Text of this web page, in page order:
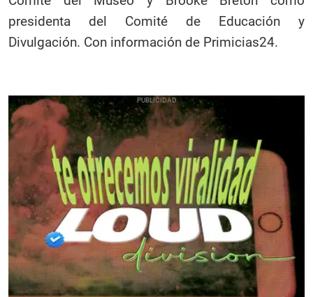
presidenta del Comité de Educación y
Divulgación. Con información de Primicias24.